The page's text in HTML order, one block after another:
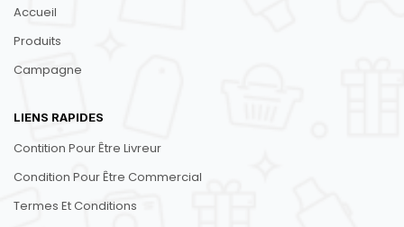
Accueil
Produits
Campagne
LIENS RAPIDES
Contition Pour Être Livreur
Condition Pour Être Commercial
Termes Et Conditions